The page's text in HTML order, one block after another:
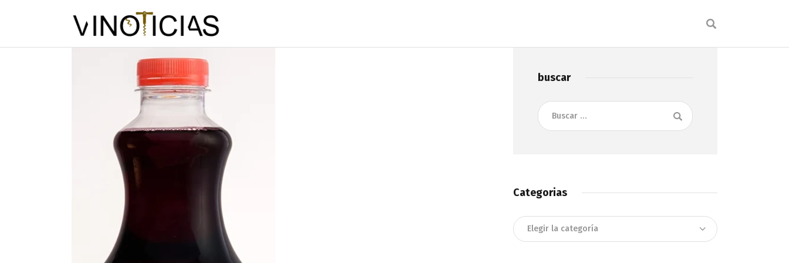
buscar
Buscar:
Categorias
Categorias